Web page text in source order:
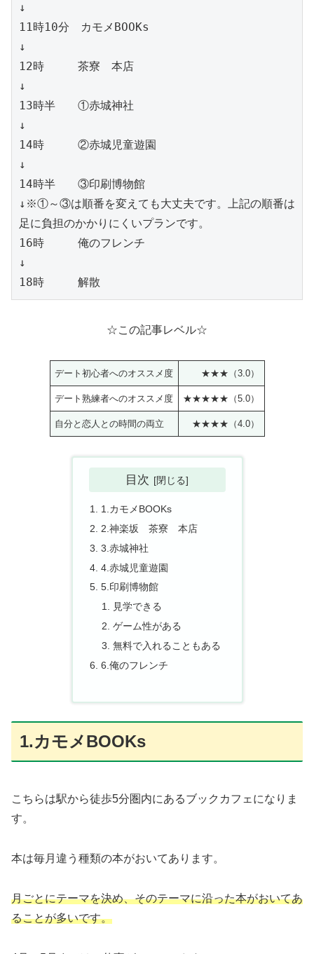
↓
11時10分　カモメBOOKs
↓
12時　　　茶寮　本店
↓
13時半　　①赤城神社
↓
14時　　　②赤城児童遊園
↓
14時半　　③印刷博物館
↓※①～③は順番を変えても大丈夫です。上記の順番は
足に負担のかかりにくいプランです。
16時　　　俺のフレンチ
↓
18時　　　解散
☆この記事レベル☆
デート初心者へのオススメ度 ★★★（3.0）
デート熟練者へのオススメ度 ★★★★★（5.0）
自分と恋人との時間の両立 ★★★★（4.0）
目次
1.カモメBOOKs
2.神楽坂 茶寮 本店
3.赤城神社
4.赤城児童遊園
5.印刷博物館
見学できる
ゲーム性がある
無料で入れることもある
6.俺のフレンチ
1.カモメBOOKs
こちらは駅から徒歩5分圏内にあるブックカフェになりま
す。
本は毎月違う種類の本がおいてあります。
月ごとにテーマを決め、そのテーマに沿った本がおいてあ
ることが多いです。